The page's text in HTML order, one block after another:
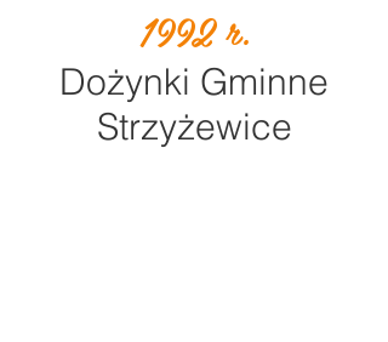
1992 r.
Dożynki Gminne
Strzyżewice